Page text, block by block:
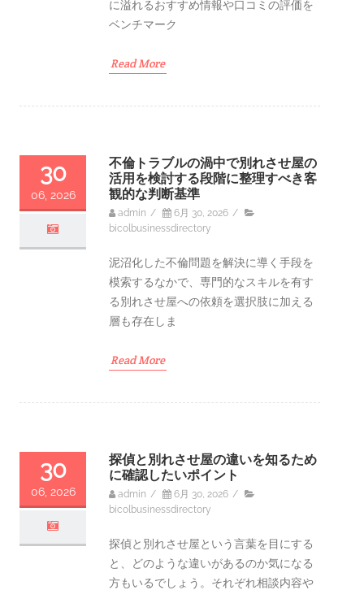
に溢れるおすすめ情報や口コミの評価を
ベンチマーク
Read More
30
06, 2026
不倫トラブルの渦中で別れさせ屋の
活用を検討する段階に整理すべき客
観的な判断基準
admin / 6月 30, 2026 /
bicolbusinessdirectory
泥沼化した不倫問題を解決に導く手段を
模索するなかで、専門的なスキルを有す
る別れさせ屋への依頼を選択肢に加える
層も存在しま
Read More
30
06, 2026
探偵と別れさせ屋の違いを知るため
に確認したいポイント
admin / 6月 30, 2026 /
bicolbusinessdirectory
探偵と別れさせ屋という言葉を目にする
と、どのような違いがあるのか気になる
方もいるでしょう。それぞれ相談内容や